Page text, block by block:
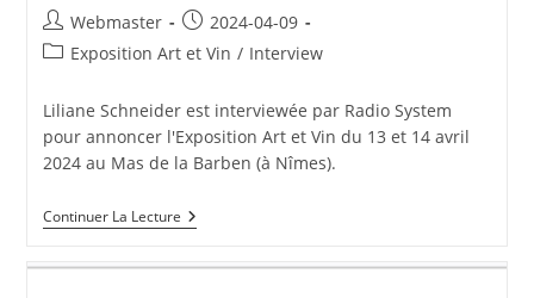
Auteur/autrice
de
Webmaster
Publication
publiée :
2024-04-09
PostExposition Art et Vin / Interview
Liliane Schneider est interviewée par Radio System
pour annoncer l'Exposition Art et Vin du 13 et 14 avril
2024 au Mas de la Barben (à Nîmes).
Continuer La LectureInterview
De
Sur